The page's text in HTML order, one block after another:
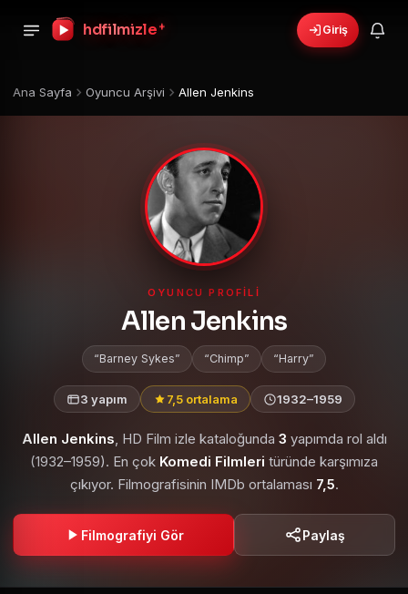
hdfilmizle + Giriş
Ana Sayfa Oyuncu Arşivi Allen Jenkins
OYUNCU PROFILI
Allen Jenkins
Barney Sykes Chimp Harry
3 yapım 7,5 ortalama 1932–1959
Allen Jenkins, HD Film izle kataloğunda 3 yapımda rol aldı
(1932–1959). En çok Komedi Filmleri türünde karşımıza
çıkıyor. Filmografisinin IMDb ortalaması 7,5.
Filmografiyi Gör Paylaş